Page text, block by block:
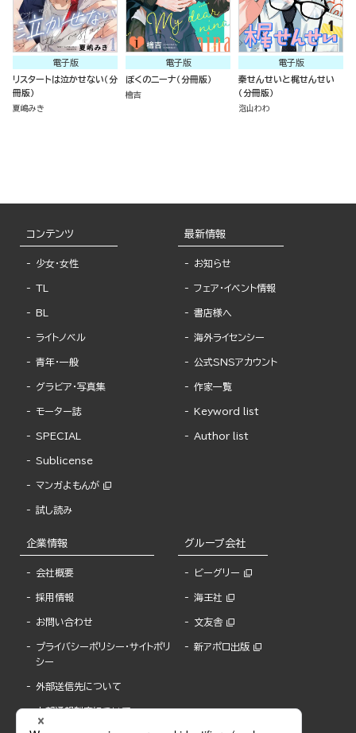
電子版
リスタートは泣かせない（分
冊版）
夏嶋みき
電子版
ぼくのニーナ（分冊版）
檜吉
電子版
秦せんせいと梶せんせい
（分冊版）
泡山わわ
コンテンツ
少女・女性
TL
BL
ライトノベル
青年・一般
グラビア・写真集
モーター誌
SPECIAL
Sublicense
マンガよもんが
試し読み
最新情報
お知らせ
フェア・イベント情報
書店様へ
海外ライセンシー
公式SNSアカウント
作家一覧
Keyword list
Author list
企業情報
会社概要
採用情報
お問い合わせ
プライバシーポリシー・サイトポリ
シー
外部送信先について
内部通報制度について
グループ会社
ビーグリー
海王社
文友舎
新アポロ出版